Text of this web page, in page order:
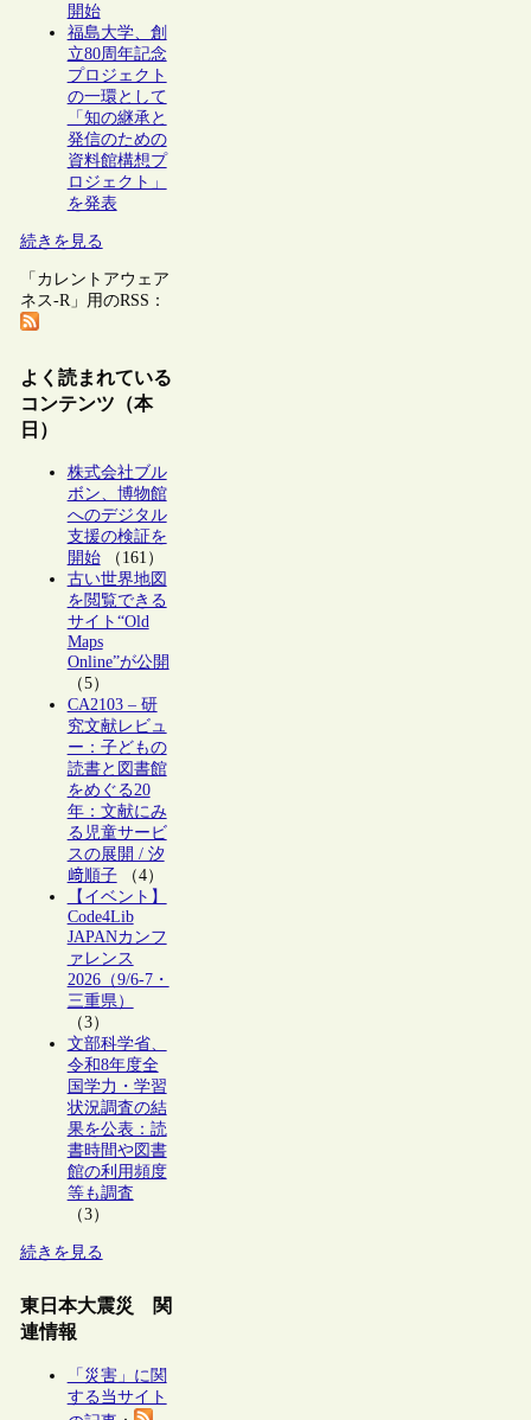
開始
福島大学、創
立80周年記念
プロジェクト
の一環として
「知の継承と
発信のための
資料館構想プ
ロジェクト」
を発表
続きを見る
「カレントアウェア
ネス-R」用のRSS：
よく読まれている
コンテンツ（本
日）
株式会社ブル
ボン、博物館
へのデジタル
支援の検証を
開始（161）
古い世界地図
を閲覧できる
サイト“Old
Maps
Online”が公開
（5）
CA2103 – 研
究文献レビュ
ー：子どもの
読書と図書館
をめぐる20
年：文献にみ
る児童サービ
スの展開 / 汐
﨑順子（4）
【イベント】
Code4Lib
JAPANカンフ
ァレンス
2026（9/6-7・
三重県）
（3）
文部科学省、
令和8年度全
国学力・学習
状況調査の結
果を公表：読
書時間や図書
館の利用頻度
等も調査
（3）
続きを見る
東日本大震災 関
連情報
「災害」に関
する当サイト